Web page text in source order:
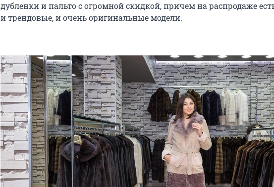
дубленки и пальто с огромной скидкой, причем на распродаже
и трендовые, и очень оригинальные модели.